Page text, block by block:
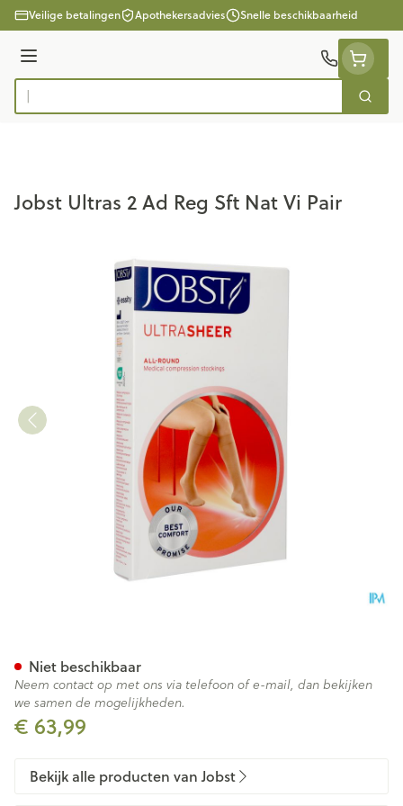
Ga naar de inhoud
Veilige betalingen Apothekersadvies Snelle beschikbaarheid
Menu
Product, merk, categorie...
Zoek
Jobst Ultras 2 Ad Reg Sft Nat Vi Pair
€ 63,99
Niet beschikbaar
Neem contact op met ons via telefoon of e-mail, dan bekijken
we samen de mogelijkheden.
Bekijk alle producten van Jobst